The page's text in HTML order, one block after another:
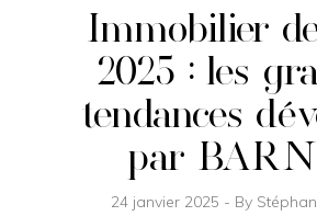
Immobilier
2025 : les
tendances
par
24 janvier 2025 By